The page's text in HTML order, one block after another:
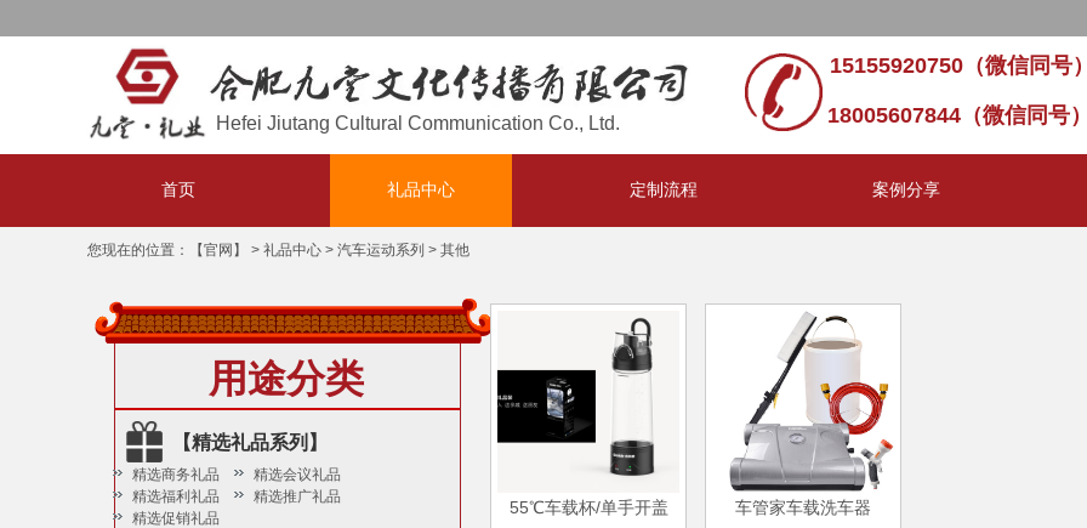
首页 礼品中心 定制流程 案例分享
Hefei Jiutang Cultural Communication Co., Ltd.
15155920750（微信同号
18005607844（微信同号
用途分类
精选商务礼品
精选会议礼品
精选福利礼品
精选推广礼品
精选促销礼品
您现在的位置： 【官网】 > 礼品中心 > 汽车运动系列 > 其他
55℃车载杯/单手开盖 车管家车载洗车器
【精选礼品系列】